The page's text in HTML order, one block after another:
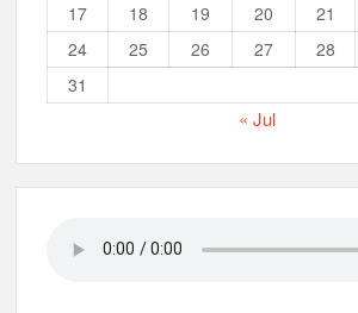
17
18 19 20 21
24
25 26 27 28
31
« Jul